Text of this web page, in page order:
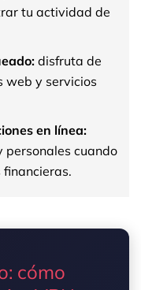
tu actividad de
disfruta de
web y servicios
en línea:
personales cuando
financieras.
cómo